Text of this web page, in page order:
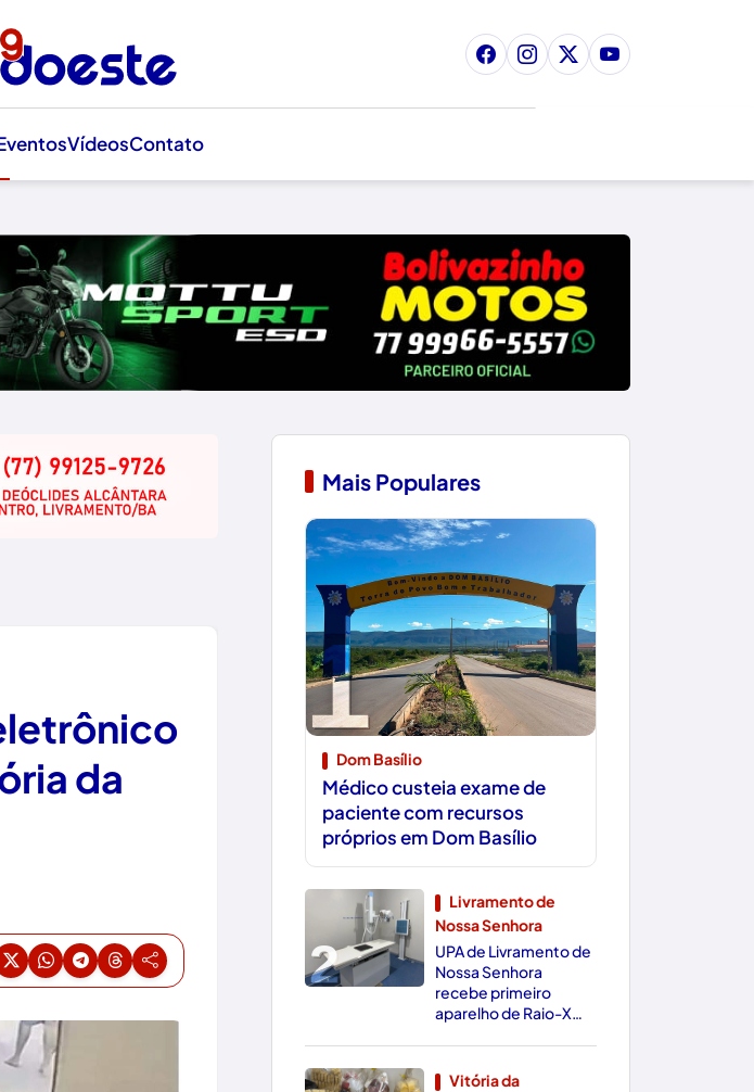
VídeosContato
da
Mais Populares
1
Dom Basílio
Médico custeia exame de
paciente com recursos
próprios em Dom Basílio
2
Livramento de
Nossa Senhora
UPA de Livramento de
Nossa Senhora
recebe primeiro
aparelho de Raio-X
Vitória da